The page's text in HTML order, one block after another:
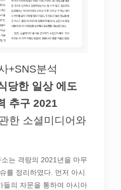
+SNS분석
당한 일상 에도
추구 2021
한 소셜미디어와
는 격랑의 2021년을 마무
를 정리하였다. 먼저 아시
들의 자문을 통하여 아시아